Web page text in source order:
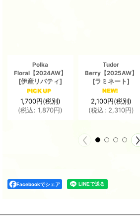
Polka
Floral【2024AW】
[伊産リバティ]
1,700円(税別)
(税込: 1,870円)
Tudor
Berry【2025AW】
[ラミネート]
2,100円(税別)
(税込: 2,310円)
Facebookでシェア